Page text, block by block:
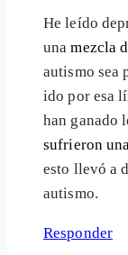
He leído
unamezcla
autismo sea
ido por esa
han ganado
sufrieron
esto llevó a
autismo.
Responder